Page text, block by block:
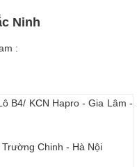
Ninh
:
B4/ KCN Hapro - Gia Lâm -
Chinh - Hà Nội